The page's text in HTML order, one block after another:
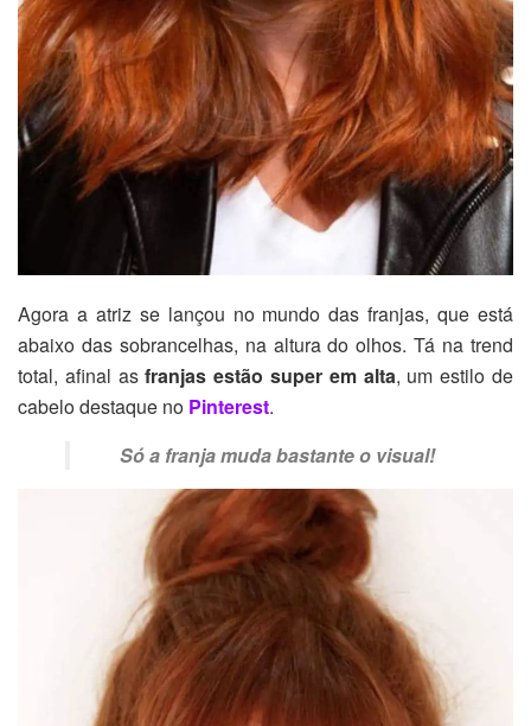
Agora a atriz se lançou no mundo das franjas, que está
abaixo das sobrancelhas, na altura do olhos. Tá na trend
total, afinal asfranjas estão super em alta, um estilo de
cabelo destaque no Pinterest.
Só a franja muda bastante o visual!